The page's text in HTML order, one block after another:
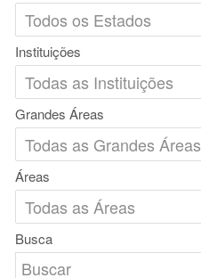
Instituições
Grandes Áreas
Áreas
Busca